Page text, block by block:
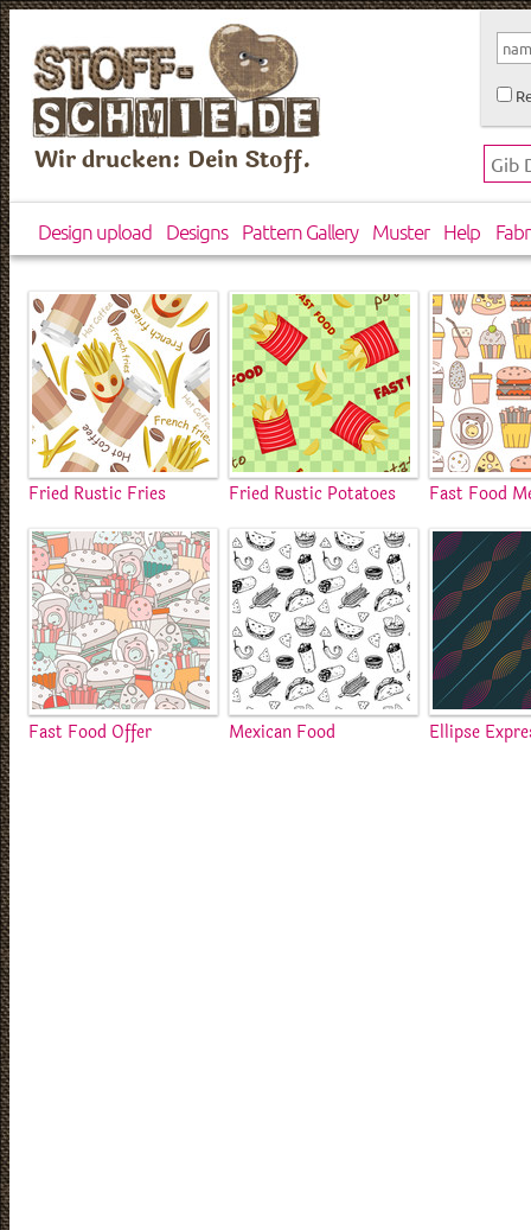
Wir drucken: Dein Stoff.
Design upload Designs Pattern Gallery Muster Help
Fried Rustic Fries Fried Rustic Potatoes Fast Food
Fast Food Offer Mexican Food Ellipse